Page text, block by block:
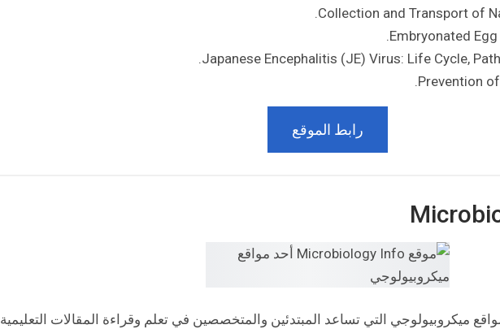
Collection and Transport of
Embryonated
Japanese Encephalitis (JE) Virus: Life Cycle,
Prevention
رابط الموقع
ميكروبيولوجي التي تساعد المبتدئين والمتخصصين في تعلم وقراءة المقالات التعليمية